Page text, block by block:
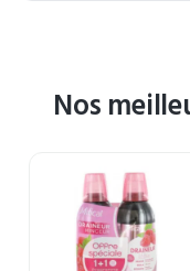
Nos